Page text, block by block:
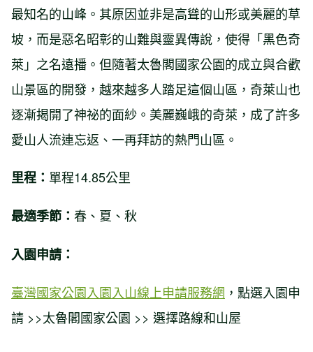
最知名的山峰。其原因並非是高聳的山形或美麗的草
坡，而是惡名昭彰的山難與靈異傳說，使得「黑色奇
萊」之名遠播。但隨著太魯閣國家公園的成立與合歡
山景區的開發，越來越多人踏足這個山區，奇萊山也
逐漸揭開了神祕的面紗。美麗巍峨的奇萊，成了許多
愛山人流連忘返、一再拜訪的熱門山區。
里程： 單程14.85公里
最適季節： 春、夏、秋
入園申請：
臺灣國家公園入園入山線上申請服務網 ，點選入園申
請 >>太魯閣國家公園 >> 選擇路線和山屋